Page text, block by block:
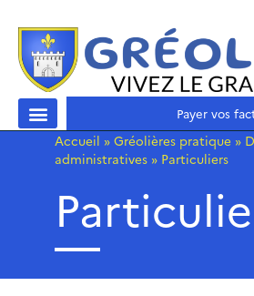
Payer vos
Accueil » Gréolières pratique »
administratives » Particuliers